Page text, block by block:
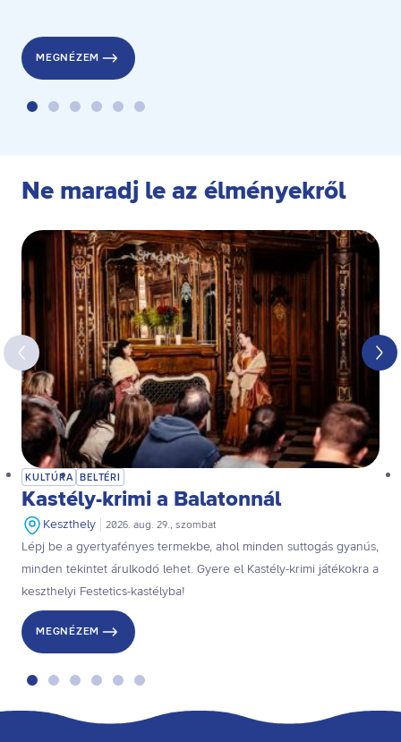
MEGNÉZEM
Ne maradj le az élményekről
KULTÚRA BELTÉRI
Kastély-krimi a Balatonnál
Keszthely 2026. aug. 29., szombat
Lépj be a gyertyafényes termekbe, ahol minden suttogás gyanús,
minden tekintet árulkodó lehet. Gyere el Kastély-krimi játékokra a
keszthelyi Festetics-kastélyba!
MEGNÉZEM